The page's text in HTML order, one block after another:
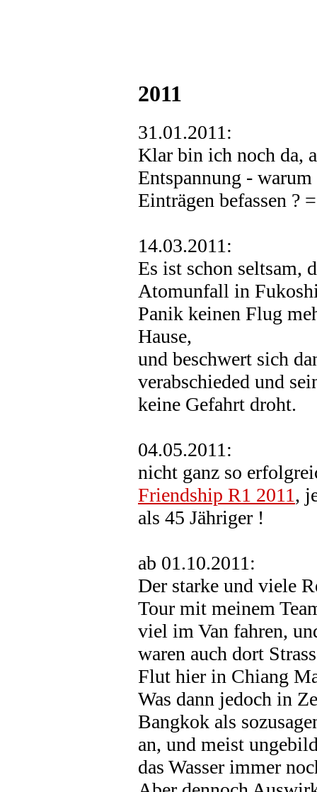
2011
31.01.2011:
Klar bin ich noch da,
Entspannung -
Einträgen befassen ?
14.03.2011:
Es ist schon seltsam,
Atomunfall in
Panik keinen Flug
Hause,
und beschwert sich
verabschieded und
keine Gefahrt droht.
04.05.2011:
nicht ganz so
Friendship R1 2011,
als 45 Jähriger !
ab 01.10.2011:
Der starke und viele
Tour mit meinem
viel im Van fahren,
waren auch dort
Flut hier in Chiang
Was dann jedoch in
Bangkok als
an, und meist
das Wasser immer